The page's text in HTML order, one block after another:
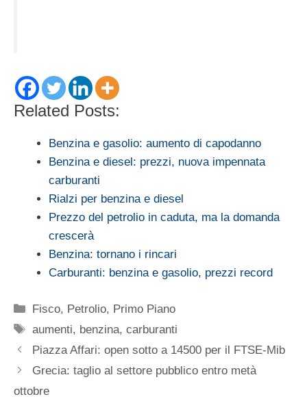
Related Posts:
Benzina e gasolio: aumento di capodanno
Benzina e diesel: prezzi, nuova impennata
carburanti
Rialzi per benzina e diesel
Prezzo del petrolio in caduta, ma la domanda
crescerà
Benzina: tornano i rincari
Carburanti: benzina e gasolio, prezzi record
Categorie
Fisco, Petrolio, Primo Piano
Tag
aumenti, benzina,carburanti
Piazza Affari: open sotto a 14500 per il FTSE-Mib
Grecia: taglio al settore pubblico entro metà
ottobre